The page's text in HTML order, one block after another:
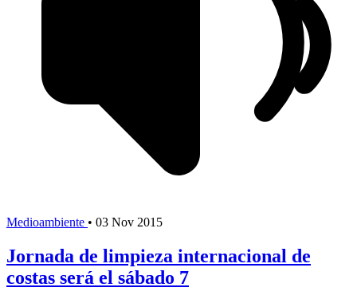
Medioambiente • 03 Nov 2015
Jornada de limpieza internacional de
costas será el sábado 7